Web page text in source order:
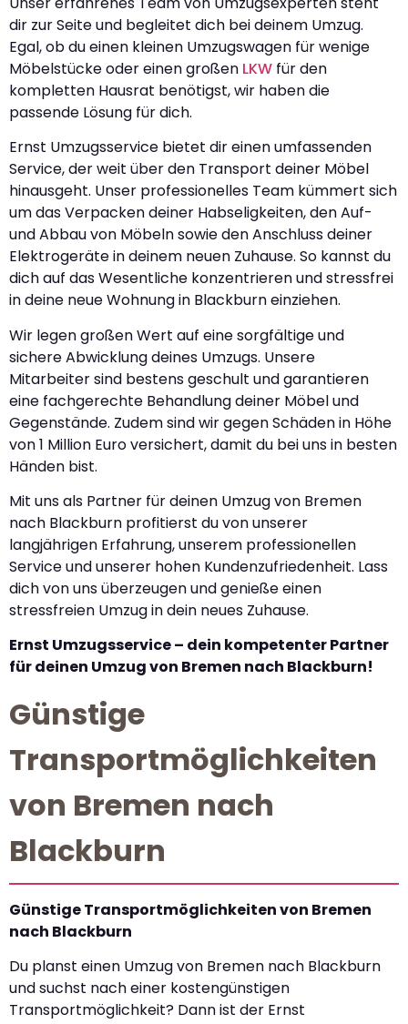
dir zur Seite und begleitet dich bei deinem Umzug.
Egal, ob du einen kleinen Umzugswagen für wenige
Möbelstücke oder einen großen LKW für den
kompletten Hausrat benötigst, wir haben die
passende Lösung für dich.
Ernst Umzugsservice bietet dir einen umfassenden
Service, der weit über den Transport deiner Möbel
hinausgeht. Unser professionelles Team kümmert sich
um das Verpacken deiner Habseligkeiten, den Auf-
und Abbau von Möbeln sowie den Anschluss deiner
Elektrogeräte in deinem neuen Zuhause. So kannst du
dich auf das Wesentliche konzentrieren und stressfrei
in deine neue Wohnung in Blackburn einziehen.
Wir legen großen Wert auf eine sorgfältige und
sichere Abwicklung deines Umzugs. Unsere
Mitarbeiter sind bestens geschult und garantieren
eine fachgerechte Behandlung deiner Möbel und
Gegenstände. Zudem sind wir gegen Schäden in Höhe
von 1 Million Euro versichert, damit du bei uns in besten
Händen bist.
Mit uns als Partner für deinen Umzug von Bremen
nach Blackburn profitierst du von unserer
langjährigen Erfahrung, unserem professionellen
Service und unserer hohen Kundenzufriedenheit. Lass
dich von uns überzeugen und genieße einen
stressfreien Umzug in dein neues Zuhause.
Ernst Umzugsservice – dein kompetenter Partner
für deinen Umzug von Bremen nach Blackburn!
Günstige
Transportmöglichkeiten
von Bremen nach
Blackburn
Günstige Transportmöglichkeiten von Bremen
nach Blackburn
Du planst einen Umzug von Bremen nach Blackburn
und suchst nach einer kostengünstigen
Transportmöglichkeit? Dann ist der Ernst